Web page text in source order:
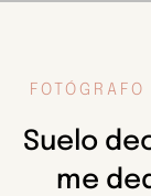
Suelo
me